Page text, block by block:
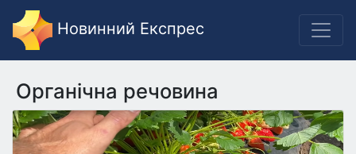
Новинний Експрес
Органічна речовина